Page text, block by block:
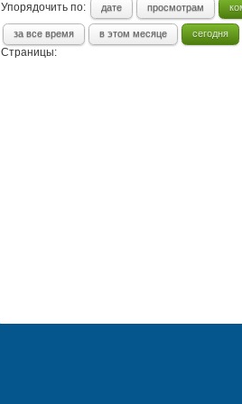
Упорядочить по: дате просмотрам
за все время в этом месяце сегодня
Страницы: